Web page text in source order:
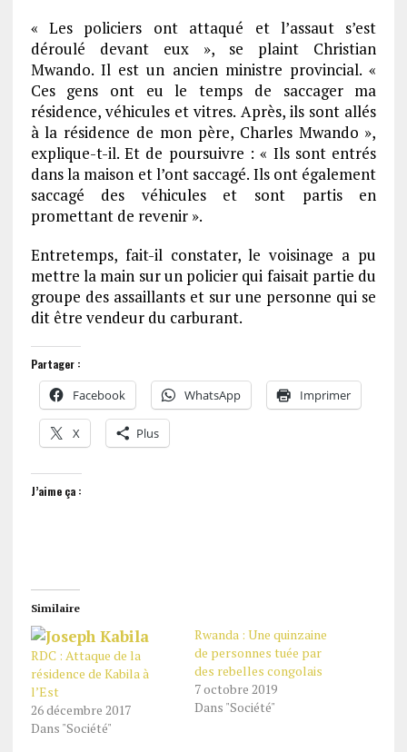
« Les policiers ont attaqué et l’assaut s’est
déroulé devant eux », se plaint Christian
Mwando. Il est un ancien ministre provincial. «
Ces gens ont eu le temps de saccager ma
résidence, véhicules et vitres. Après, ils sont allés
à la résidence de mon père, Charles Mwando »,
explique-t-il. Et de poursuivre : « Ils sont entrés
dans la maison et l’ont saccagé. Ils ont également
saccagé des véhicules et sont partis en
promettant de revenir ».
Entretemps, fait-il constater, le voisinage a pu
mettre la main sur un policier qui faisait partie du
groupe des assaillants et sur une personne qui se
dit être vendeur du carburant.
Partager :
Facebook WhatsApp Imprimer
X Plus
J’aime ça :
Similaire
RDC : Attaque de la
résidence de Kabila à
l’Est
26 décembre 2017
Dans "Société"
Rwanda : Une quinzaine
de personnes tuée par
des rebelles congolais
7 octobre 2019
Dans "Société"